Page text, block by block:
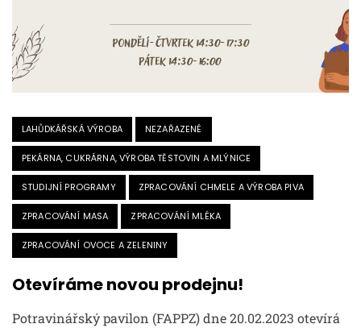
LAHŮDKÁŘSKÁ VÝROBA NEZAŘAZENÉ
PEKÁRNA, CUKRÁRNA, VÝROBA TĚSTOVIN A MLÝNICE
STUDIJNÍ PROGRAMY ZPRACOVÁNÍ CHMELE A VÝROBA PIVA
ZPRACOVÁNÍ MASA ZPRACOVÁNÍ MLÉKA
ZPRACOVÁNÍ OVOCE A ZELENINY
Otevíráme novou prodejnu!
Potravinářský pavilon (FAPPZ) dne 20.02.2023 otevírá